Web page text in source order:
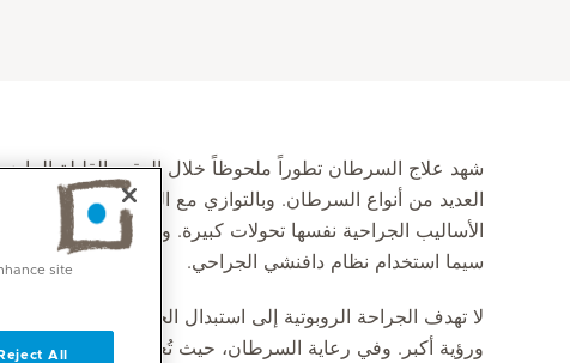
شهد علاج السرطان تطوراً ملحوظاً خلال العقود القليلة
العديد من أنواع السرطان. وبالتوازي مع التقدم في تقنيات
الأساليب الجراحية نفسها تحولات كبيرة. ومن أبرز التطورات
سيما استخدام نظام دافنشي الجراحي.
لا تهدف الجراحة الروبوتية إلى استبدال الجرّاحين بالآلات،
ورؤية أكبر. وفي رعاية السرطان، حيث تُعد الدقة والحفاظ على
site
Reject All